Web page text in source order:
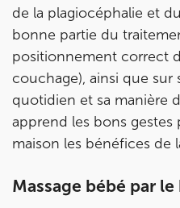
de la plagiocéphalie et
bonne partie du
positionnement correct
couchage), ainsi que sur
quotidien et sa manière
apprend les bons gestes
maison les bénéfices de
Massage bébé par le